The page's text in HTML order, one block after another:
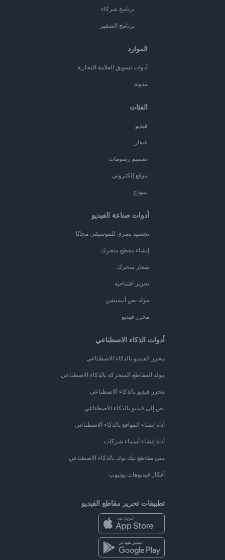
برنامج شركاء
برنامج السفير
الموارد
أدوات تسويق العلامة التجارية
مدونة
الفئات
فيديو
شعار
تصميم رسومات
موقع إلكتروني
نموذج
أدوات صناعة الفيديو
تجسيد بصري للموسيقى مجانًا
إنشاء مقطع متحرك
شعار متحرك
تحرير افتتاحية
مولد نص أنيميشن
محرر فيديو
أدوات الذكاء الاصطناعي
محرر الفيديو بالذكاء الاصطناعي
مولد المقاطع المتحركة بالذكاء الاصطناعي
محرر فيديو بالذكاء الاصطناعي
نص إلى فيديو بالذكاء الاصطناعي
أداة إنشاء المواقع بالذكاء الاصطناعي
أداة إنشاء أسماء شركات
منئ مقاطع تيك توك بالذكاء الاصطناعي
أفكار فيديوهات يوتيوب
تطبيقات تحرير مقاطع الفيديو